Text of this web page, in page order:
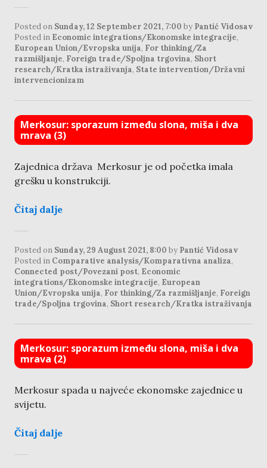
Posted on Sunday, 12 September 2021, 7:00 by Pantić Vidosav
Posted in Economic integrations/Ekonomske integracije,
European Union/Evropska unija, For thinking/Za
razmišljanje, Foreign trade/Spoljna trgovina, Short
research/Kratka istraživanja, State intervention/Državni
intervencionizam
Merkosur: sporazum između slona, miša i dva
mrava (3)
Zajednica država Merkosur je od početka imala
grešku u konstrukciji.
Čitaj dalje
Posted on Sunday, 29 August 2021, 8:00 by Pantić Vidosav
Posted in Comparative analysis/Komparativna analiza,
Connected post/Povezani post, Economic
integrations/Ekonomske integracije, European
Union/Evropska unija, For thinking/Za razmišljanje, Foreign
trade/Spoljna trgovina, Short research/Kratka istraživanja
Merkosur: sporazum između slona, miša i dva
mrava (2)
Merkosur spada u najveće ekonomske zajednice u
svijetu.
Čitaj dalje